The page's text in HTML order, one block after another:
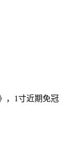
，1寸近期免冠